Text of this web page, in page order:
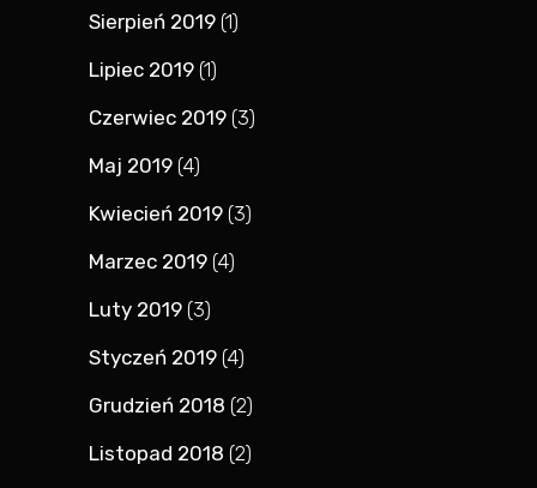
Sierpień 2019 (1)
Lipiec 2019 (1)
Czerwiec 2019 (3)
Maj 2019 (4)
Kwiecień 2019 (3)
Marzec 2019 (4)
Luty 2019 (3)
Styczeń 2019 (4)
Grudzień 2018 (2)
Listopad 2018 (2)